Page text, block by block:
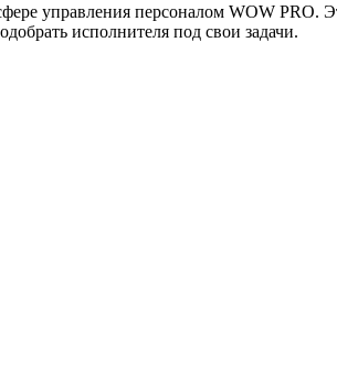
управления персоналом WOW PRO.
исполнителя под свои задачи.